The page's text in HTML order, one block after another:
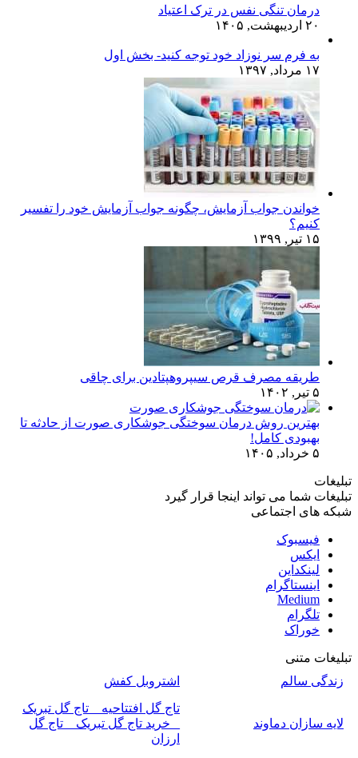
درمان تنگی نفس در ترک اعتیاد
۲۰ اردیبهشت, ۱۴۰۵
به فرم سر نوزاد خود توجه کنید- بخش اول
۱۷ مرداد, ۱۳۹۷
خواندن جواب آزمایش، چگونه جواب آزمایش خود را تفسیر
کنیم؟
۱۵ تیر, ۱۳۹۹
طریقه مصرف قرص سیپروهپتادین برای چاقی
۵ تیر, ۱۴۰۲
بهترین روش درمان سوختگی جوشکاری صورت از حادثه تا
بهبودی کامل!
۵ خرداد, ۱۴۰۵
تبلیغات
تبلیغات شما می تواند اینجا قرار گیرد
شبکه های اجتماعی
فیسبوک
ایکس
لینکداین
اینستاگرام
Medium
تلگرام
خوراک
تبلیغات متنی
زندگی سالم
اشتروبل کفش
لایه سازان دماوند
تاج گل افتتاحیه _ تاج گل تبریک
_ خرید تاج گل تبریک _ تاج گل
ارزان